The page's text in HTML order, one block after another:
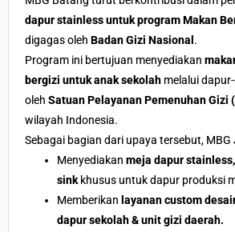
dapur stainless untuk program Makan
digagas oleh Badan Gizi Nasional .
Program ini bertujuan menyediakan
bergizi untuk anak sekolah melalui
oleh Satuan Pelayanan Pemenuhan Gizi
wilayah Indonesia.
Sebagai bagian dari upaya tersebut,
Menyediakan meja dapur
sinkkhusus untuk dapur produksi
Memberikan layanan custom
dapur sekolah & unit gizi daerah.